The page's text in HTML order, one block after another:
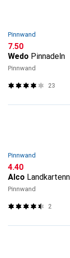
Pinnwand
CHF
7.50
Wedo Pinnadeln
Pinnwand
23
Pinnwand
CHF
4.40
Alco
Pinnwand
2